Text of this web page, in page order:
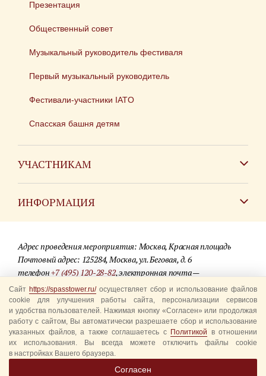
Презентация
Общественный совет
Музыкальный руководитель фестиваля
Первый музыкальный руководитель
Фестивали-участники IATO
Спасская башня детям
УЧАСТНИКАМ
ИНФОРМАЦИЯ
Для СМИ
Где купить билеты
Акции
Вопрос-ответ
Правила посещения
Уполномоченные представители
Адрес проведения мероприятия: Москва, Красная площадь
Почтовый адрес: 125284, Москва, ул. Беговая, д. 6
телефон+7 (495) 120-28-82, электронная почта —
info@spasstower.ru
© 2009-2025 Официальный сайт фестиваля «Спасская башня»
Разработка сайта —студия «Сибирикс»
Сайт https://spasstower.ru/осуществляет сбор и использование файлов
cookie для улучшения работы сайта, персонализации сервисов
и удобства пользователей. Нажимая кнопку «Согласен» или продолжая
работу с сайтом, Вы автоматически разрешаете сбор и использование
указанных файлов, а также соглашаетесь с Политикой в отношении
их использования. Вы всегда можете отключить файлы cookie
в настройках Вашего браузера.
Согласен